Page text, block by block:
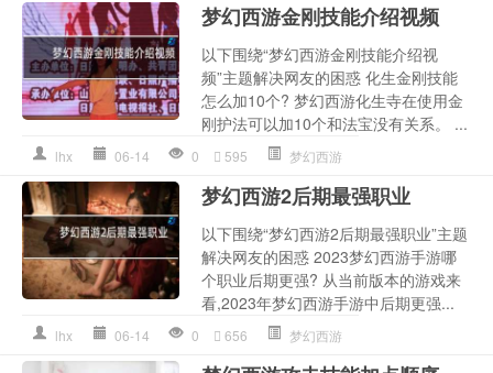
梦幻西游金刚技能介绍视频
以下围绕“梦幻西游金刚技能介绍视
频”主题解决网友的困惑 化生金刚技能
怎么加10个? 梦幻西游化生寺在使用金
刚护法可以加10个和法宝没有关系。 ...
lhx 06-14 0 595 梦幻西游
梦幻西游2后期最强职业
以下围绕“梦幻西游2后期最强职业”主题
解决网友的困惑 2023梦幻西游手游哪
个职业后期更强? 从当前版本的游戏来
看,2023年梦幻西游手游中后期更强...
lhx 06-14 0 656 梦幻西游